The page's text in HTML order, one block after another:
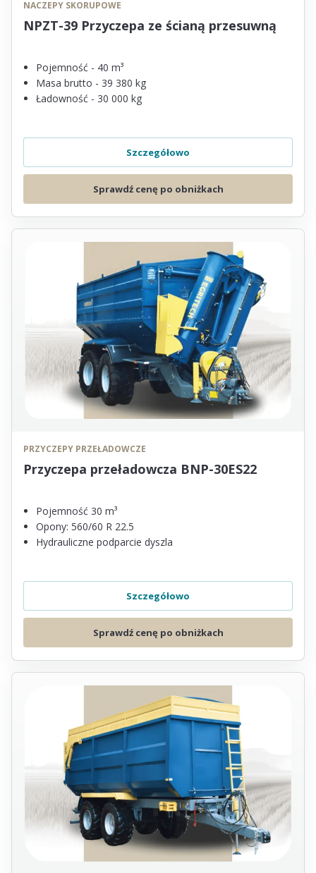
NACZEPY SKORUPOWE
NPZT-39 Przyczepa ze ścianą przesuwną
Pojemność - 40 m³
Masa brutto - 39 380 kg
Ładowność - 30 000 kg
Szczegółowo
Sprawdź cenę po obniżkach
PRZYCZEPY PRZEŁADOWCZE
Przyczepa przeładowcza BNP-30ES22
Pojemność 30 m³
Opony: 560/60 R 22.5
Hydrauliczne podparcie dyszla
Szczegółowo
Sprawdź cenę po obniżkach